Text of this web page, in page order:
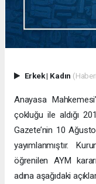
Erkek| Kadın
Anayasa
çokluğu ile aldığı
Gazete’nin 10
yayımlanmıştır.
öğrenilen AYM
adına aşağıdaki